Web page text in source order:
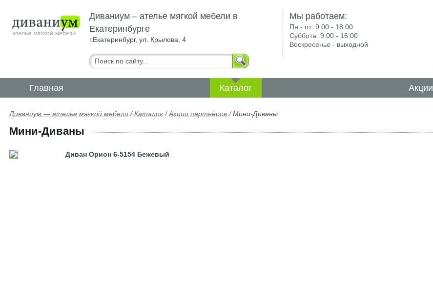
Диваниум – ателье мягкой мебели в
Екатеринбурге
г.Екатеринбург, ул. Крылова, 4
Мы работаем:
Пн - пт:9.00 - 18.00
Суббота:9:00 - 16:00
Воскресенье - выходной
Главная Каталог Акции
Диваниум — ателье мягкой мебели /Каталог /Акции партнёров /Мини-Диваны
Мини-Диваны
Диван Орион 6-5154 Бежевый